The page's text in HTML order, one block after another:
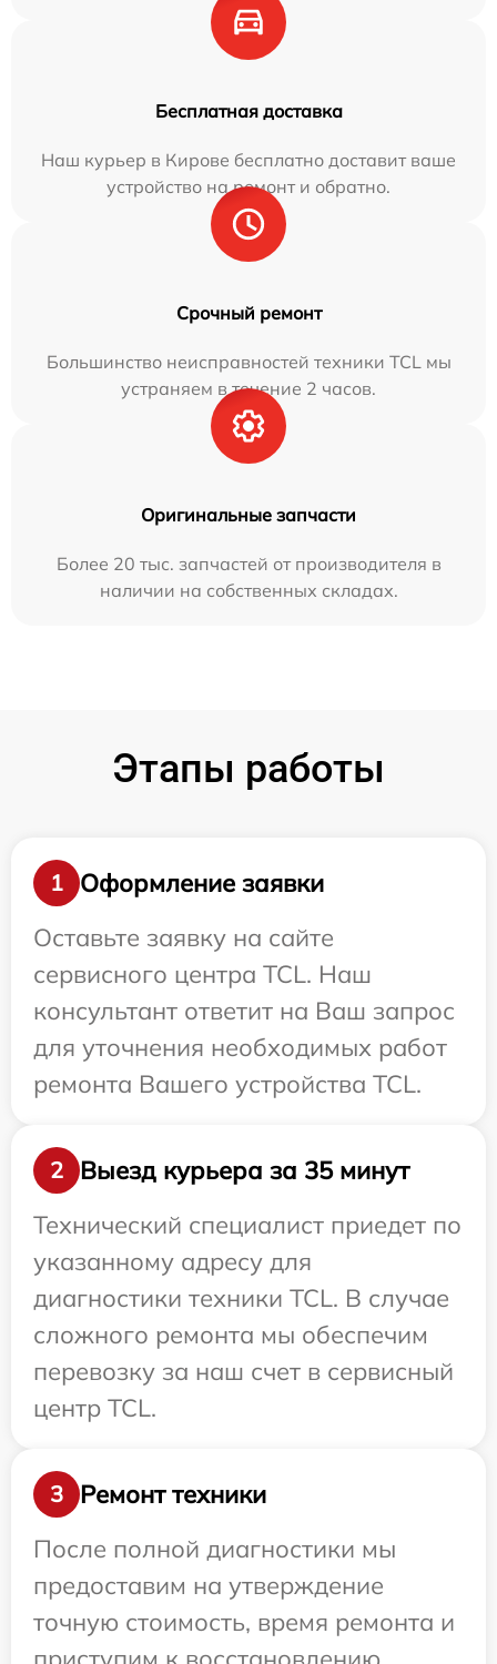
Бесплатная доставка
Наш курьер в Кирове бесплатно доставит ваше
устройство на ремонт и обратно.
Срочный ремонт
Большинство неисправностей техники TCL мы
устраняем в течение 2 часов.
Оригинальные запчасти
Более 20 тыс. запчастей от производителя в
наличии на собственных складах.
Этапы работы
1
Оформление заявки
Оставьте заявку на сайте
сервисного центра TCL. Наш
консультант ответит на Ваш запрос
для уточнения необходимых работ
ремонта Вашего устройства TCL.
2
Выезд курьера за 35 минут
Технический специалист приедет по
указанному адресу для
диагностики техники TCL. В случае
сложного ремонта мы обеспечим
перевозку за наш счет в сервисный
центр TCL.
3
Ремонт техники
После полной диагностики мы
предоставим на утверждение
точную стоимость, время ремонта и